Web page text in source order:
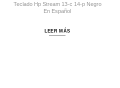
Teclado Hp Stream 13-c 14-p Negro
En Español
LEER MÁS